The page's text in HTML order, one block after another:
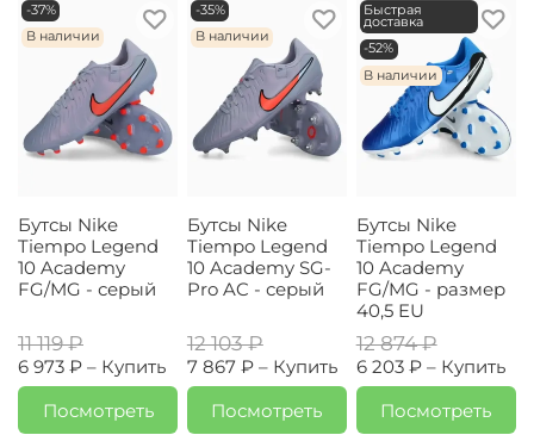
-37%
В наличии
Бутсы Nike
Tiempo Legend
10 Academy
FG/MG - серый
11 119 ₽
6 973 ₽ – Купить
Посмотреть
-35%
В наличии
Бутсы Nike
Tiempo Legend
10 Academy SG-
Pro AC - серый
12 103 ₽
7 867 ₽ – Купить
Посмотреть
Быстрая
доставка
-52%
В наличии
Бутсы Nike
Tiempo Legend
10 Academy
FG/MG - размер
40,5 EU
12 874 ₽
6 203 ₽ – Купить
Посмотреть